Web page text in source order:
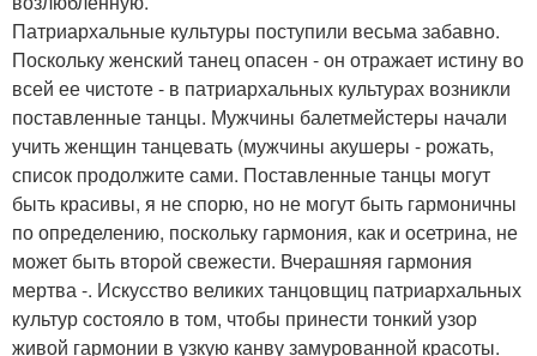
Патриархальные культуры поступили весьма забавно.
Поскольку женский танец опасен - он отражает истину во
всей ее чистоте - в патриархальных культурах возникли
поставленные танцы. Мужчины балетмейстеры начали
учить женщин танцевать (мужчины акушеры - рожать,
список продолжите сами. Поставленные танцы могут
быть красивы, я не спорю, но не могут быть гармоничны
по определению, поскольку гармония, как и осетрина, не
может быть второй свежести. Вчерашняя гармония
мертва -. Искусство великих танцовщиц патриархальных
культур состояло в том, чтобы принести тонкий узор
живой гармонии в узкую канву замурованной красоты.